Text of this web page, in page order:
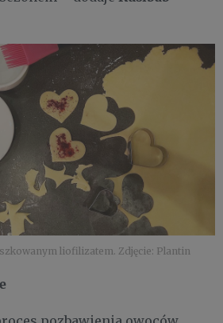
liofilizatem. Zdjęcie: Plantin